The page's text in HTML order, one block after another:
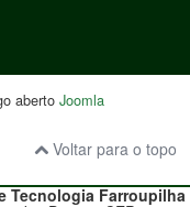
aberto Joomla
Voltar para o topo
Tecnologia Farroupilha